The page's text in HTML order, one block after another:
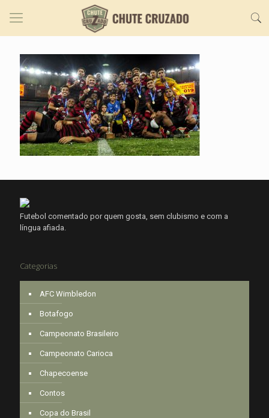
Futebol comentado por quem gosta, sem clubismo e com a
língua afiada.
Categorias
AFC Wimbledon
Botafogo
Campeonato Brasileiro
Campeonato Carioca
Chapecoense
Contos
Copa do Brasil